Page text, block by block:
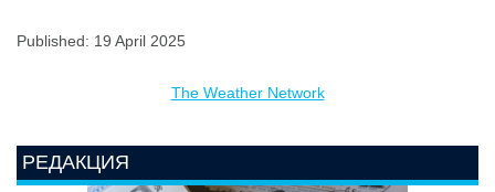
Published: 19 April 2025
The Weather Network
РЕДАКЦИЯ